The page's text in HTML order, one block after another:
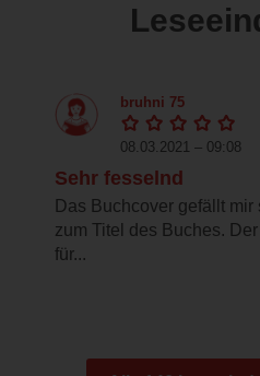
bruhni 75
08.03.2021 – 09:08
Sehr fesselnd
Das Buchcover gefällt mir
zum Titel des Buches.
für...